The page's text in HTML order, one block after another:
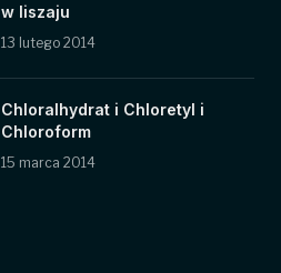
w liszaju
13 lutego 2014
Chloralhydrat i Chloretyl i
Chloroform
15 marca 2014